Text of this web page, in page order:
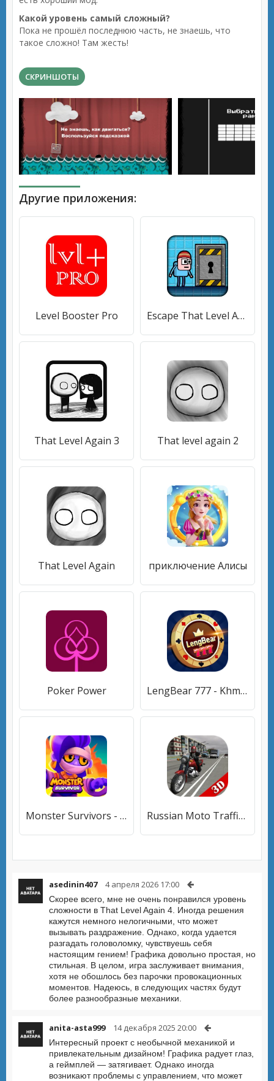
Какой уровень самый сложный?
Пока не прошёл последнюю часть, не знаешь, что
такое сложно! Там жесть!
СКРИНШОТЫ
Другие приложения:
Level Booster Pro Escape That Level Again
That Level Again 3 That level again 2
That Level Again приключение Алисы
Poker Power LengBear 777 - Khmer Games
Monster Survivors - PvP Game Russian Moto Traffic Rider 3D
asedinin407 4 апреля 2026 17:00
Скорее всего, мне не очень понравился уровень
сложности в That Level Again 4. Иногда решения
кажутся немного нелогичными, что может
вызывать раздражение. Однако, когда удается
разгадать головоломку, чувствуешь себя
настоящим гением! Графика довольно простая, но
стильная. В целом, игра заслуживает внимания,
хотя не обошлось без парочки провокационных
моментов. Надеюсь, в следующих частях будут
более разнообразные механики.
anita-asta999 14 декабря 2025 20:00
Интересный проект с необычной механикой и
привлекательным дизайном! Графика радует глаз,
а геймплей — затягивает. Однако иногда
возникают проблемы с управлением, что может